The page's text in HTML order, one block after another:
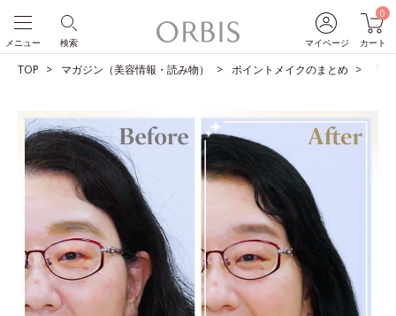
マイページ
0
カート
検索
メニュー
TOP マガジン（美容情報・読み物） ポイントメイクのまとめ 「